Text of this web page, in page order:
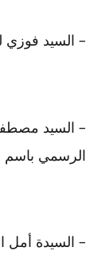
– السيد فوزي
– السيد
الرسمي باسم
– السيدة أمل